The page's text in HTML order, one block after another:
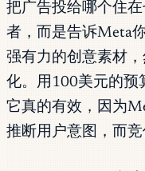
把广告投给哪个住
者，而是告诉Meta
强有力的创意素材
化。用100美元的
它真的有效，因为
推断用户意图，而竞